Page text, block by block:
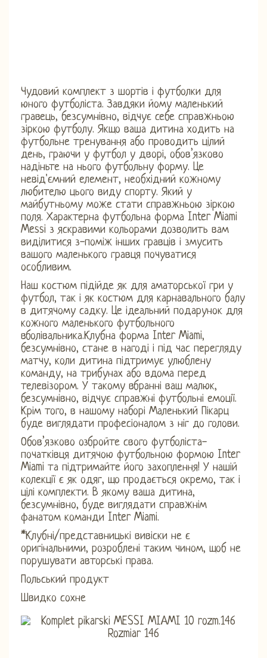
Чудовий комплект з шортів і футболки для
юного футболіста. Завдяки йому маленький
гравець, безсумнівно, відчує себе справжньою
зіркою футболу. Якщо ваша дитина ходить на
футбольне тренування або проводить цілий
день, граючи у футбол у дворі, обов’язково
надіньте на нього футбольну форму. Це
невід'ємний елемент, необхідний кожному
любителю цього виду спорту. Який у
майбутньому може стати справжньою зіркою
поля. Характерна футбольна форма Inter Miami
Messi з яскравими кольорами дозволить вам
виділитися з-поміж інших гравців і змусить
вашого маленького гравця почуватися
особливим.
Наш костюм підійде як для аматорської гри у
футбол, так і як костюм для карнавального балу
в дитячому садку. Це ідеальний подарунок для
кожного маленького футбольного
вболівальника.Клубна форма Inter Miami,
безсумнівно, стане в нагоді і під час перегляду
матчу, коли дитина підтримує улюблену
команду, на трибунах або вдома перед
телевізором. У такому вбранні ваш малюк,
безсумнівно, відчує справжні футбольні емоції.
Крім того, в нашому наборі Маленький Пікарц
буде виглядати професіоналом з ніг до голови.
Обов’язково озбройте свого футболіста-
початківця дитячою футбольною формою Inter
Miami та підтримайте його захоплення! У нашій
колекції є як одяг, що продається окремо, так і
цілі комплекти. В якому ваша дитина,
безсумнівно, буде виглядати справжнім
фанатом команди Inter Miami.
*Клубні/представницькі вивіски не є
оригінальними, розроблені таким чином, щоб не
порушувати авторські права.
Польський продукт
Швидко сохне